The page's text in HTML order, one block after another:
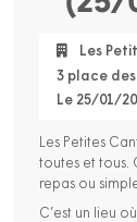
Les
3 place
Le 25/01/
Les Petites
toutes et tous.
repas ou
C’est un lieu